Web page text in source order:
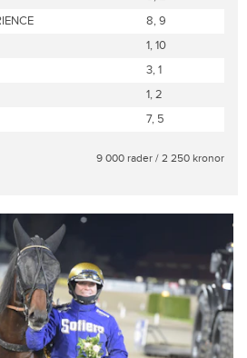
8, 9
1, 10
3, 1
1, 2
7, 5
9 000 rader / 2 250 kronor